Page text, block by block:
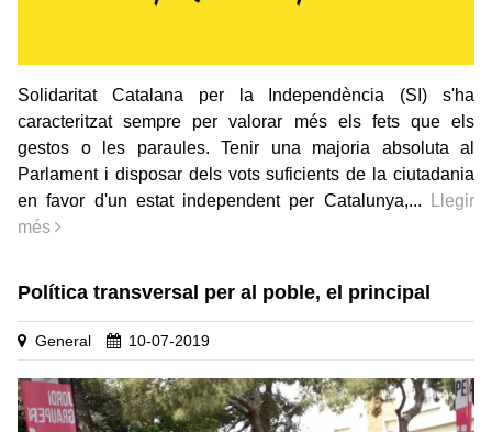
Solidaritat Catalana per la Independència (SI) s'ha
caracteritzat sempre per valorar més els fets que els
gestos o les paraules. Tenir una majoria absoluta al
Parlament i disposar dels vots suficients de la ciutadania
en favor d'un estat independent per Catalunya,...
Llegir
més
Política transversal per al poble, el principal
General 10-07-2019